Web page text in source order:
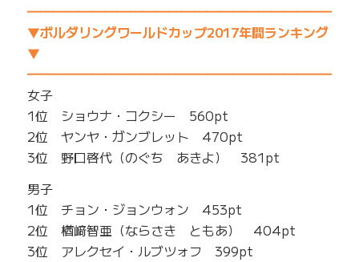
▼ボルダリングワールドカップ2017年間ランキング
▼
女子
1位 ショウナ・コクシー 560pt
2位 ヤンヤ・ガンブレット 470pt
3位 野口啓代（のぐち あきよ） 381pt
男子
1位 チョン・ジョンウォン 453pt
2位 楢﨑智亜（ならさき ともあ） 404pt
3位 アレクセイ・ルブツォフ 399pt